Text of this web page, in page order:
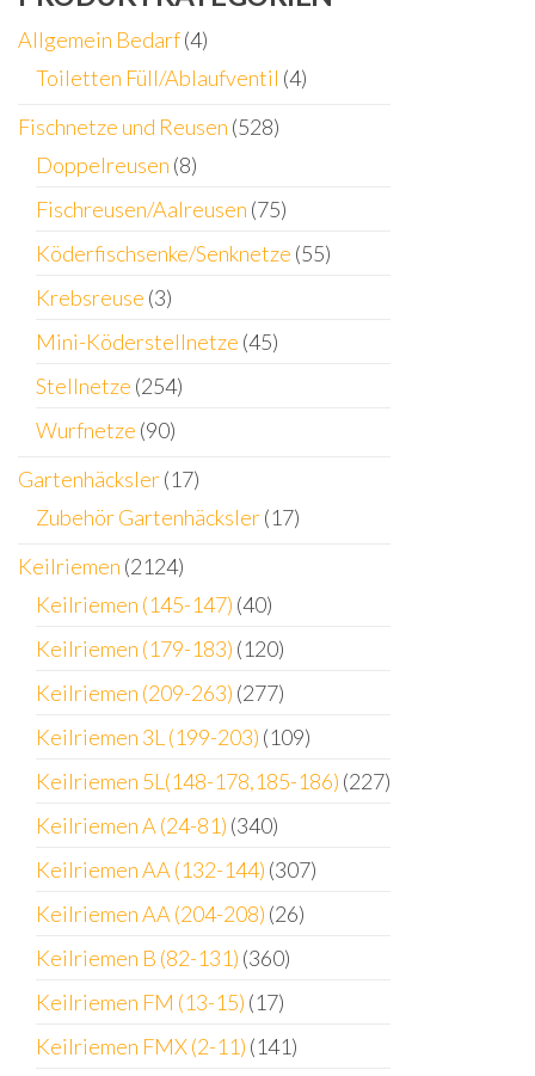
Allgemein Bedarf(4)
Toiletten Füll/Ablaufventil (4)
Fischnetze und Reusen (528)
Doppelreusen (8)
Fischreusen/Aalreusen (75)
Köderfischsenke/Senknetze (55)
Krebsreuse (3)
Mini-Köderstellnetze (45)
Stellnetze (254)
Wurfnetze (90)
Gartenhäcksler(17)
Zubehör Gartenhäcksler(17)
Keilriemen (2124)
Keilriemen (145-147) (40)
Keilriemen (179-183) (120)
Keilriemen (209-263) (277)
Keilriemen 3L (199-203) (109)
Keilriemen 5L(148-178,185-186) (227)
Keilriemen A (24-81) (340)
Keilriemen AA (132-144) (307)
Keilriemen AA (204-208) (26)
Keilriemen B (82-131) (360)
Keilriemen FM (13-15) (17)
Keilriemen FMX (2-11) (141)